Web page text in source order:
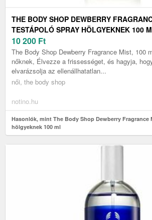
THE BODY SHOP DEWBERRY
TESTÁPOLÓ SPRAY HÖLGYEKNEK 100
10 200 Ft
The Body Shop Dewberry Fragrance Mist, 100
nőknek, Élvezze a frissességet, és hagyja,
elvarázsolja az ellenállhatatlan...
női, the body shop
notino.hu
Hasonlók, mint The Body Shop Dewberry Fragrance
hölgyeknek 100 ml